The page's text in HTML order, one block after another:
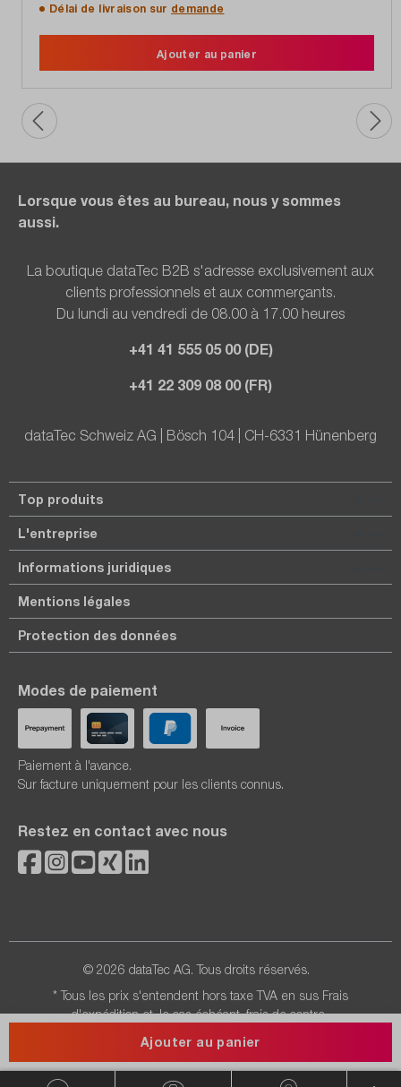
Ajouter au panier
Délai de livraison sur demande
Ajouter au panier
Lorsque vous êtes au bureau, nous y sommes
aussi.
La boutique dataTec B2B s'adresse exclusivement aux
clients professionnels et aux commerçants.
Du lundi au vendredi de 08.00 à 17.00 heures
+41 41 555 05 00 (DE)
+41 22 309 08 00 (FR)
dataTec Schweiz AG | Bösch 104 | CH-6331 Hünenberg
Top produits
L'entreprise
Informations juridiques
Mentions légales
Protection des données
Modes de paiement
Paiement à l'avance.
Sur facture uniquement pour les clients connus.
Restez en contact avec nous
© 2026 dataTec AG. Tous droits réservés.
* Tous les prix s'entendent hors taxe TVA en sus Frais
d'expéditionet, le cas échéant, frais de contre-